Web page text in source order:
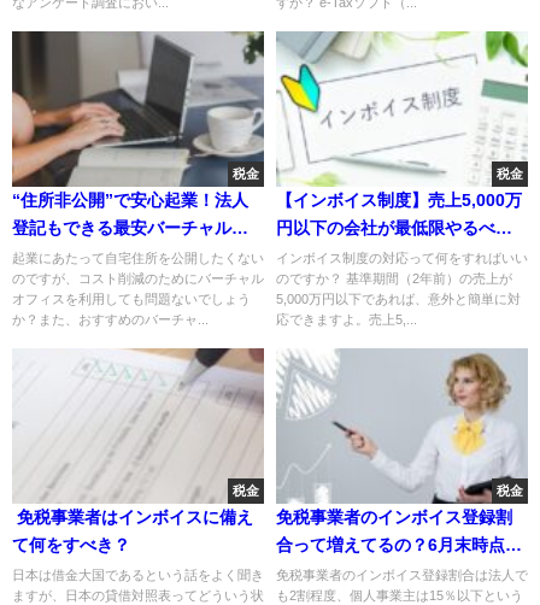
税金
“住所非公開”で安心起業！法人
登記もできる最安バーチャルオ
フィス5社を徹底比較！
起業にあたって自宅住所を公開したくない
のですが、コスト削減のためにバーチャル
オフィスを利用しても問題ないでしょう
か？また、おすすめのバーチャ...
税金
【インボイス制度】売上5,000万
円以下の会社が最低限やるべき
対応まとめ
インボイス制度の対応って何をすればいい
のですか？ 基準期間（2年前）の売上が
5,000万円以下であれば、意外と簡単に対
応できますよ。売上5,...
税金
免税事業者はインボイスに備え
て何をすべき？
日本は借金大国であるという話をよく聞き
ますが、日本の貸借対照表ってどういう状
税金
免税事業者のインボイス登録割
合って増えてるの？6月末時点最
新情報
免税事業者のインボイス登録割合は法人で
も2割程度、個人事業主は15％以下という